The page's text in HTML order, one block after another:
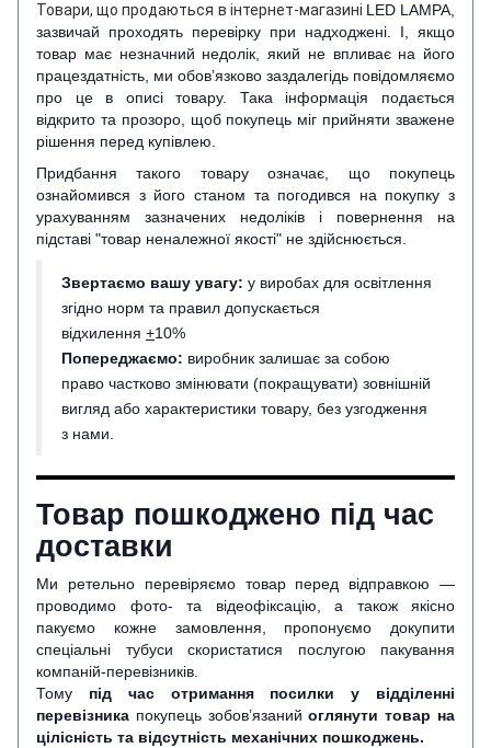
Товари, що продаються в інтернет-магазині LED LAMPA,
зазвичай проходять перевірку при надходжені. І, якщо
товар має незначний недолік, який не впливає на його
працездатність, ми обов’язково заздалегідь повідомляємо
про це в описі товару. Така інформація подається
відкрито та прозоро, щоб покупець міг прийняти зважене
рішення перед купівлею.
Придбання такого товару означає, що покупець
ознайомився з його станом та погодився на покупку з
урахуванням зазначених недоліків і повернення на
підставі "товар неналежної якості" не здійснюється.
Звертаємо вашу увагу: у виробах для освітлення
згідно норм та правил допускається
відхилення +10%
Попереджаємо: виробник залишає за собою
право частково змінювати (покращувати) зовнішній
вигляд або характеристики товару, без узгодження
з нами.
Товар пошкоджено під час
доставки
Ми ретельно перевіряємо товар перед відправкою —
проводимо фото- та відеофіксацію, а також якісно
пакуємо кожне замовлення, пропонуємо докупити
спеціальні тубуси скористатися послугою пакування
компаній-перевізників.
Тому під час отримання посилки у відділенні
перевізника покупець зобов’язанийоглянути товар на
цілісність та відсутність механічних пошкоджень.